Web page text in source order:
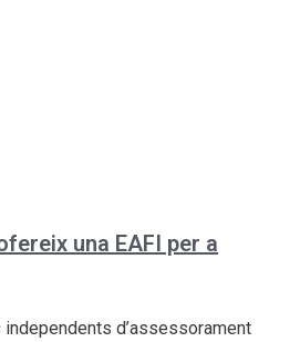
una EAFI per a
d’assessorament